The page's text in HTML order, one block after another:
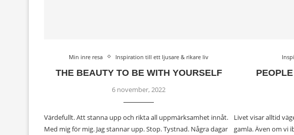
Min inre resa Inspiration till ett ljusare & rikare liv
THE BEAUTY TO BE WITH YOURSELF
6 november, 2022
Värdefullt. Att stanna upp och rikta all uppmärksamhet innåt.
Med mig för mig. Jag stannar upp. Stop. Tystnad. Några dagar
Livet visar alltid
gamla. Även om vi